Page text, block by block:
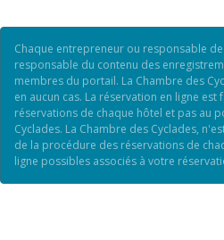
Chaque entrepreneur ou responsable
responsable du contenu des
membres du portail. La Chambre des
en aucun cas. La réservation en ligne est
réservations de chaque hôtel et pas au
Cyclades. La Chambre des Cyclades,
de la procédure des réservations de
ligne possibles associés à votre